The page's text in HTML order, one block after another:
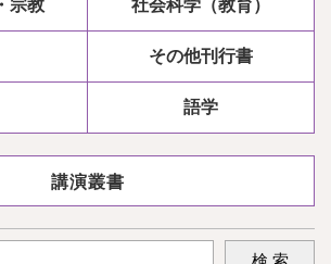
宗教 社会科学（教育）
その他刊行書
語学
講演叢書